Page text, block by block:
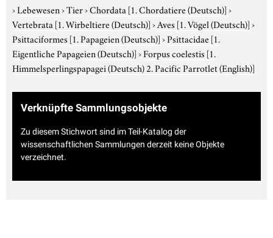
›Lebewesen›Tier›Chordata [1. Chordatiere (Deutsch)]›
Vertebrata [1. Wirbeltiere (Deutsch)]›Aves [1. Vögel (Deutsch)]›
Psittaciformes [1. Papageien (Deutsch)]›Psittacidae [1.
Eigentliche Papageien (Deutsch)]›Forpus coelestis [1.
Himmelsperlingspapagei (Deutsch) 2. Pacific Parrotlet (English)]
Verknüpfte Sammlungsobjekte
Zu diesem Stichwort sind im Teil-Katalog der
wissenschaftlichen Sammlungen derzeit keine Objekte
verzeichnet.